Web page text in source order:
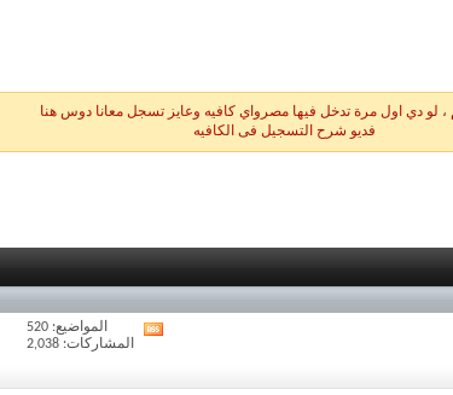
، لو دي اول مرة تدخل فيها مصرواي كافيه وعايز تسجل معانا دوس هنا
فديو شرح التسجيل فى الكافيه
مشاهدة
تغذيات
المنتدى
المواضيع: 520
المشاركات: 2,038